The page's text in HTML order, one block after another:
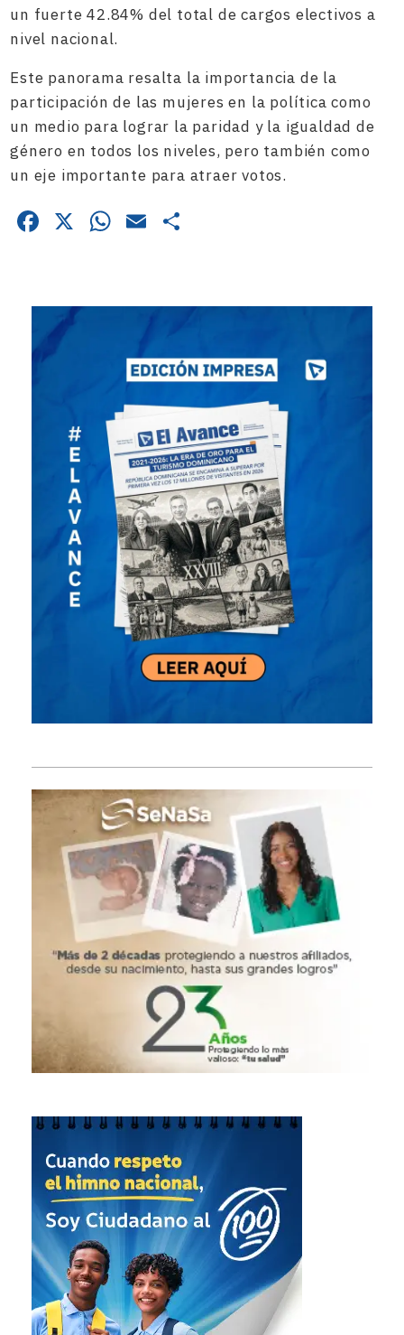
un fuerte 42.84% del total de cargos electivos a
nivel nacional.
Este panorama resalta la importancia de la
participación de las mujeres en la política como
un medio para lograr la paridad y la igualdad de
género en todos los niveles, pero también como
un eje importante para atraer votos.
Facebook
X WhatsApp
Email